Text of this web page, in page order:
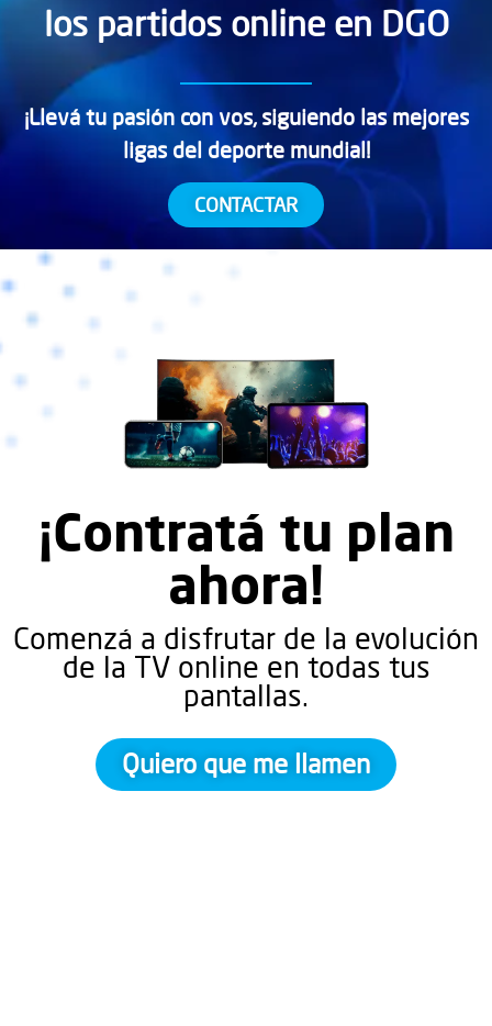
los partidos online en DGO
¡Llevá tu pasión con vos, siguiendo las mejores
ligas del deporte mundial!
CONTACTAR
¡Contratá tu plan
ahora!
Comenzá a disfrutar de la evolución
de la TV online en todas tus
pantallas.
Quiero que me llamen